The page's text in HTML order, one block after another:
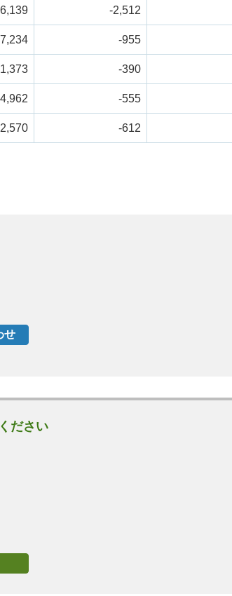
-2,512
-955
1,373 -390
4,962 -555
2,570 -612
ださい